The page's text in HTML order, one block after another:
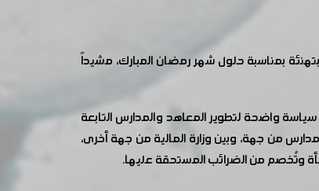
بمناسبة حلول شهر رمضان المبارك، مشيداً
واضحة لتطوير المعاهد والمدارس التابعة
من جهة، وبين وزارة المالية من جهة أخرى،
وتُخصم من الضرائب المستحقة عليها.